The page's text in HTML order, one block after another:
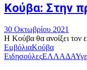
Κούβα: Στην
30 Οκτωβρίου 2021
Η Κούβα θα ανοίξει τον
ΕμβόλιαΚούβα
ΕιδησούλεςΕΛΛΑΔΑ